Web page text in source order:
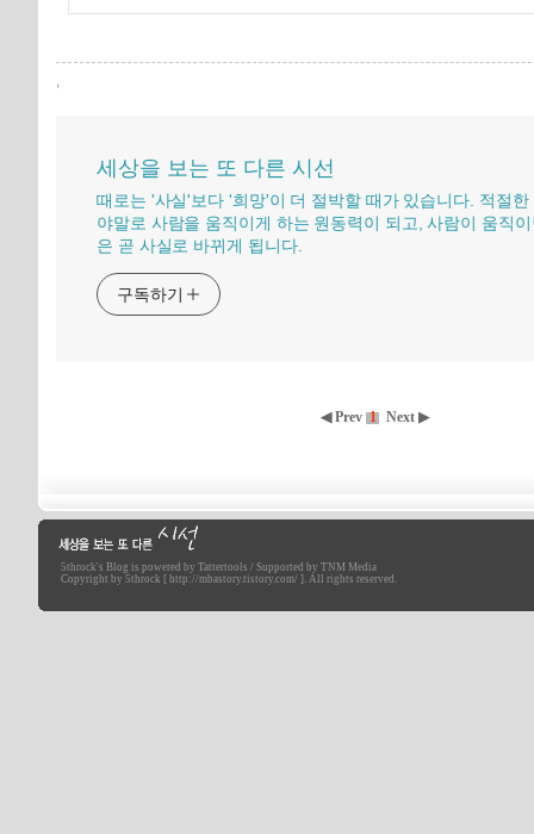
,
세상을 보는 또 다른 시선
때로는 '사실'보다 '희망'이 더 절박할 때가 있습니다. 적절한
야말로 사람을 움직이게 하는 원동력이 되고, 사람이 움직
은 곧 사실로 바뀌게 됩니다.
구독하기
◀ Prev 1 Next ▶
세상을 보는 또 다른 시선
5throck's Blog is powered by Tattertools / Supported by TNM Media
Copyright by 5throck [ http://mbastory.tistory.com/ ]. All rights reserved.